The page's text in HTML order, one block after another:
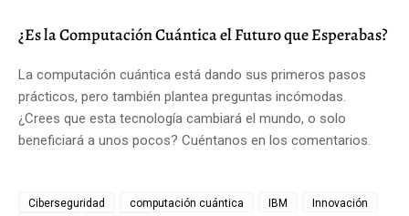
¿Es la Computación Cuántica el Futuro que Esperabas?
La computación cuántica está dando sus primeros pasos
prácticos, pero también plantea preguntas incómodas.
¿Crees que esta tecnología cambiará el mundo, o solo
beneficiará a unos pocos? Cuéntanos en los comentarios.
Ciberseguridad computación cuántica IBM Innovación